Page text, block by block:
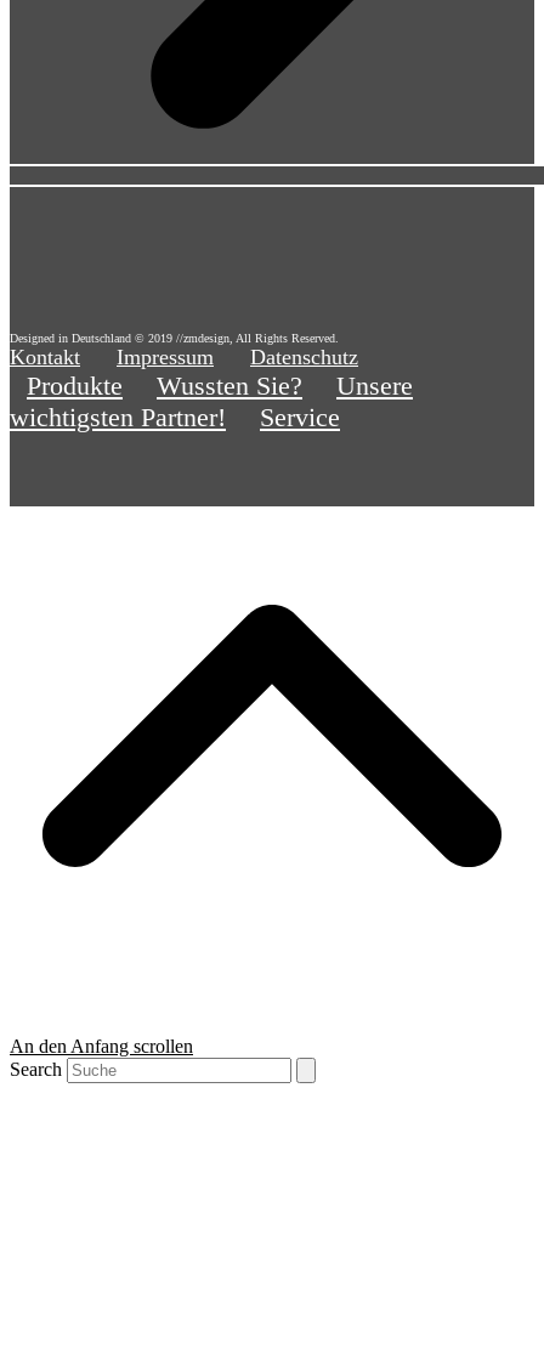
Designed in Deutschland © 2019 //zmdesign, All Rights Reserved.
Kontakt Impressum Datenschutz
Produkte Wussten Sie?
Unsere
wichtigsten Partner!
Service
An den Anfang scrollen
Search